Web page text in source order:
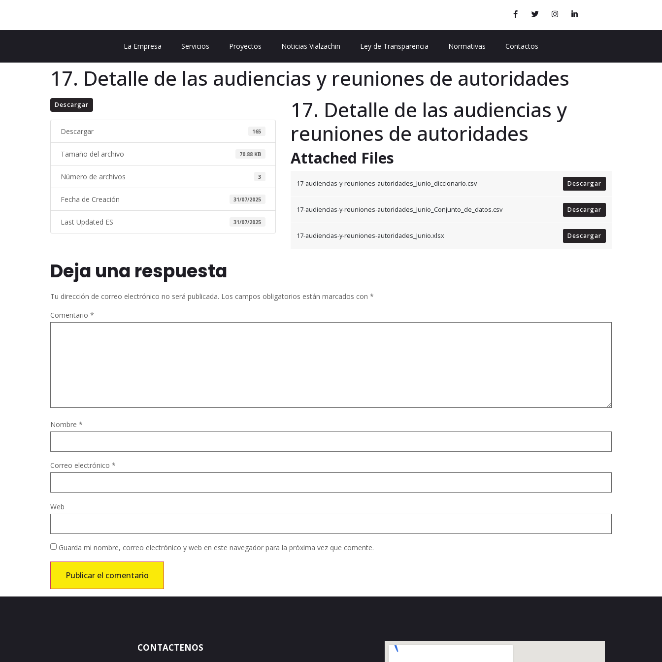
La Empresa Servicios Proyectos Noticias Vialzachin Ley de Transparencia Normativas Contactos
17. Detalle de las audiencias y reuniones de autoridades
Descargar
Descargar 165
Tamaño del archivo 70.88 KB
Número de archivos 3
Fecha de Creación 31/07/2025
Last Updated ES 31/07/2025
17. Detalle de las audiencias y
reuniones de autoridades
Attached Files
17-audiencias-y-reuniones-autoridades_Junio_diccionario.csv Descargar
17-audiencias-y-reuniones-autoridades_Junio_Conjunto_de_datos.csv Descargar
17-audiencias-y-reuniones-autoridades_Junio.xlsx Descargar
Deja una respuesta
Tu dirección de correo electrónico no será publicada. Los campos obligatorios están marcados con *
Comentario *
Nombre *
Correo electrónico *
Web
Guarda mi nombre, correo electrónico y web en este navegador para la próxima vez que comente.
CONTACTENOS